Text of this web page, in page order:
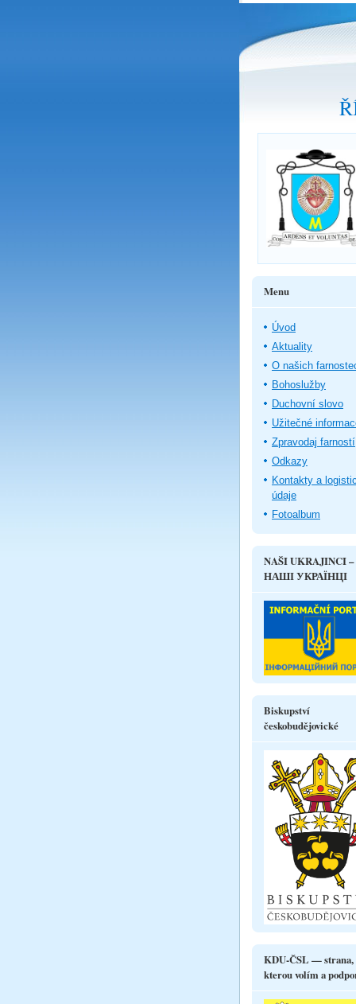
Menu
Úvod
Aktuality
O našich
Bohoslužby
Duchovní slovo
Užitečné
Zpravodaj farností
Odkazy
Kontakty a
údaje
Fotoalbum
NAŠI UKRAJINCI –
НАШІ УКРАЇНЦІ
Biskupství
českobudějovické
KDU-ČSL — strana,
kterou volím a